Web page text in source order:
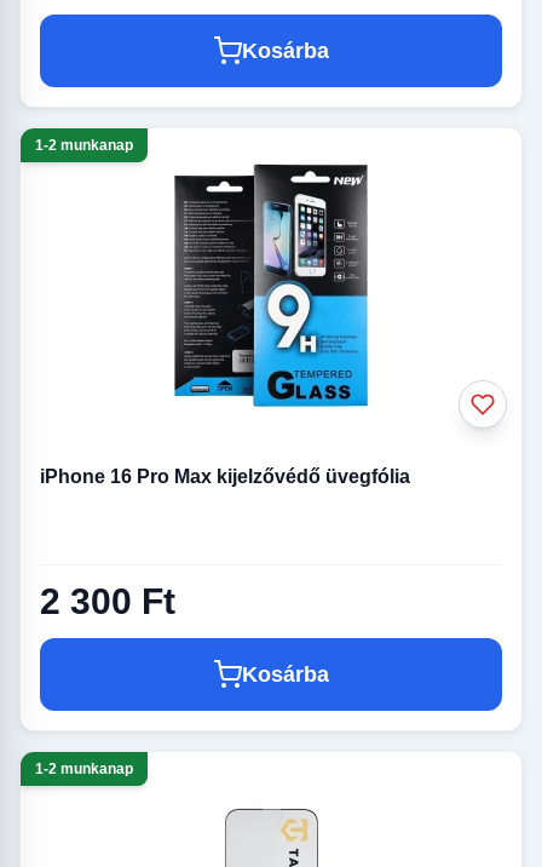
Kosárba
1-2 munkanap
iPhone 16 Pro Max kijelzővédő üvegfólia
2 300 Ft
Kosárba
1-2 munkanap